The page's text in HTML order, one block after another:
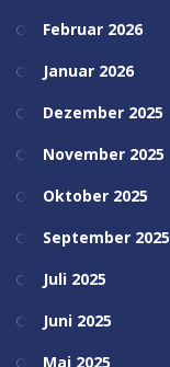
Februar 2026
Januar 2026
Dezember 2025
November 2025
Oktober 2025
September 2025
Juli 2025
Juni 2025
Mai 2025